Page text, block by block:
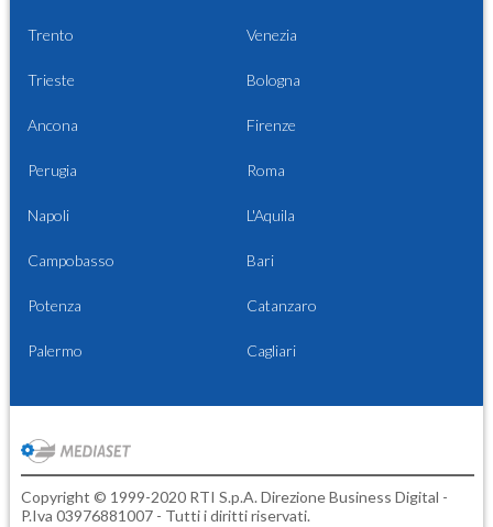
Trento Venezia
Trieste Bologna
Ancona Firenze
Perugia Roma
Napoli L'Aquila
Campobasso Bari
Potenza Catanzaro
Palermo Cagliari
Copyright © 1999-2020 RTI S.p.A. Direzione Business Digital -
P.Iva 03976881007 - Tutti i diritti riservati.